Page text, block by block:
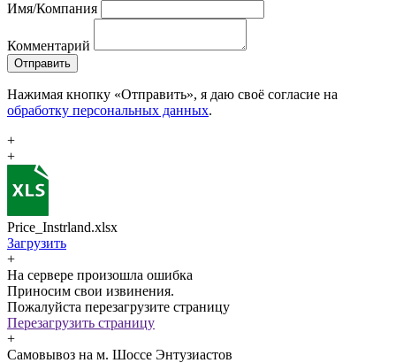
Имя/Компания
Комментарий
Отправить
Нажимая кнопку «Отправить», я даю своё согласие на
обработку персональных данных.
+
+
Price_Instrland.xlsx
Загрузить
+
На сервере произошла ошибка
Приносим свои извинения.
Пожалуйста перезагрузите страницу
Перезагрузить страницу
+
Самовывоз на м. Шоссе Энтузиастов